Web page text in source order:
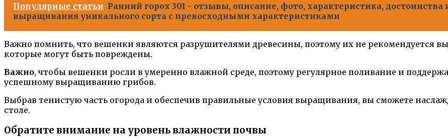
Популярные статьи Ранний горох 301 - отзывы, описание, фото, характеристика, достоинства
выращивания уникального сорта с превосходными характеристиками
Важно помнить, что вешенки являются разрушителями древесины, поэтому их не рекомендуется
которые могут быть повреждены.
Важно, чтобы вешенки росли в умеренно влажной среде, поэтому регулярное поливание и
успешному выращиванию грибов.
Выбрав тенистую часть огорода и обеспечив правильные условия выращивания, вы сможете
столе.
Обратите внимание на уровень влажности почвы